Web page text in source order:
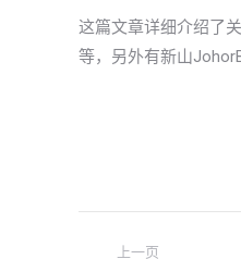
这篇文章详细介绍了
等，另外有新山
上一页